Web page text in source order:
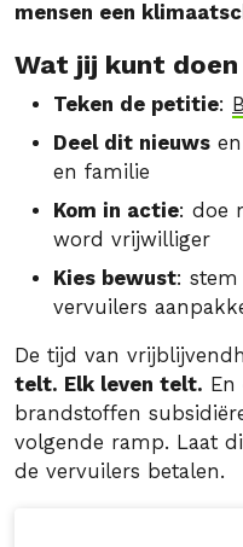
mensen een
Wat jij kunt doen
Teken de petitie:
Deel dit nieuws
en familie
Kom in actie: doe
word vrijwilliger
Kies bewust:
vervuilers
De tijd van
telt. Elk leven telt. En
brandstoffen
volgende ramp. Laat
de vervuilers betalen.